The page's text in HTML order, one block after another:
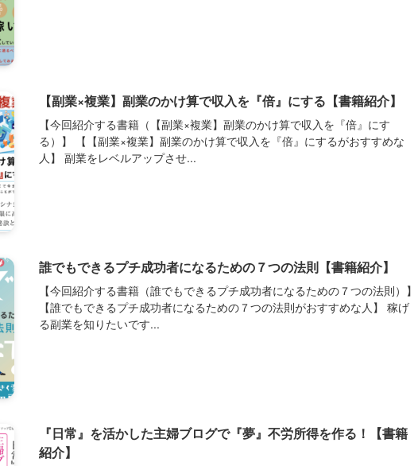
【副業×複業】副業のかけ算で収入を『倍』にする【書籍紹介】
【今回紹介する書籍（【副業×複業】副業のかけ算で収入を『倍』にす
る）】 【【副業×複業】副業のかけ算で収入を『倍』にするがおすすめな
人】 副業をレベルアップさせ...
誰でもできるプチ成功者になるための７つの法則【書籍紹介】
【今回紹介する書籍（誰でもできるプチ成功者になるための７つの法則）】
【誰でもできるプチ成功者になるための７つの法則がおすすめな人】 稼げ
る副業を知りたいです...
『日常』を活かした主婦ブログで『夢』不労所得を作る！【書籍
紹介】